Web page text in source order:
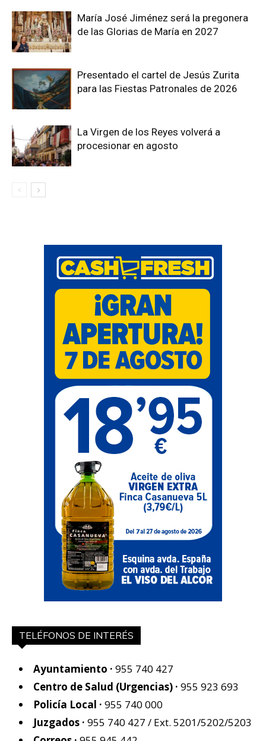
María José Jiménez será la pregonera
de las Glorias de María en 2027
Presentado el cartel de Jesús Zurita
para las Fiestas Patronales de 2026
La Virgen de los Reyes volverá a
procesionar en agosto
TELÉFONOS DE INTERÉS
Ayuntamiento · 955 740 427
Centro de Salud (Urgencias) · 955 923 693
Policía Local · 955 740 000
Juzgados · 955 740 427 / Ext. 5201/5202/5203